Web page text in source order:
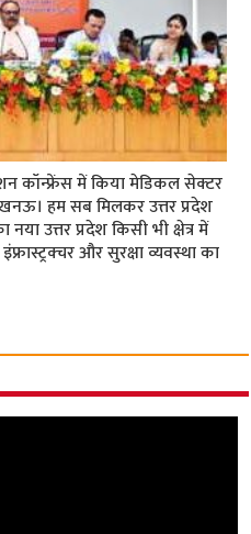
कॉन्फ्रेंस में किया मेडिकल सेक्टर
हम सब मिलकर उत्तर प्रदेश
उत्तर प्रदेश किसी भी क्षेत्र में
और सुरक्षा व्यवस्था का